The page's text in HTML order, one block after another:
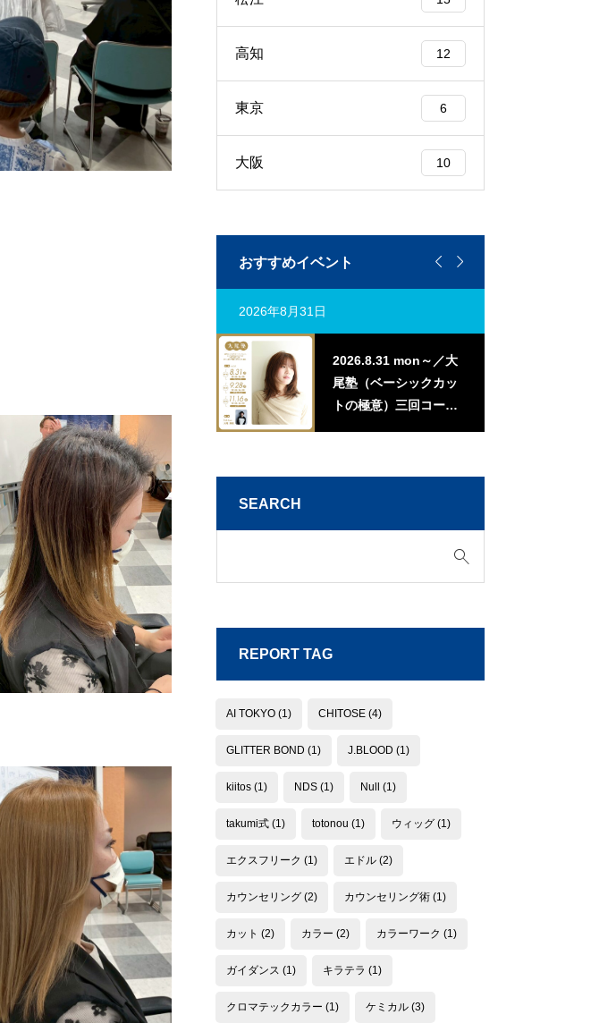
高知 12
東京 6
大阪 10
おすすめイベント  
【岡山】
2026年8月31日
2026.8.31 mon～／大
尾塾（ベーシックカッ
トの極意）三回コース
SEARCH
REPORT TAG
AI TOKYO (1) CHITOSE (4)
GLITTER BOND (1) J.BLOOD (1)
kiitos (1) NDS (1) Null (1)
takumi式 (1) totonou (1) ウィッグ (1)
エクスフリーク (1) エドル (2)
カウンセリング (2) カウンセリング術 (1)
カット (2) カラー (2) カラーワーク (1)
ガイダンス (1) キラテラ (1)
クロマテックカラー (1) ケミカル (3)